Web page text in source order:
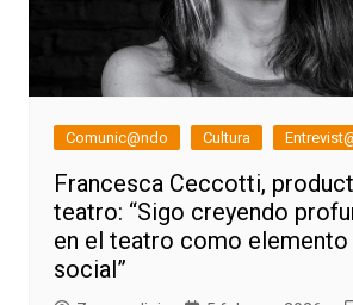
Comunic@ndo Cultura
Francesca Ceccotti,
teatro: “Sigo creyendo
en el teatro como
social”